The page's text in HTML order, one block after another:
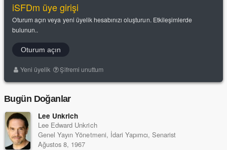
iSFDm üye girişi
Oturum açın veya yeni üyelik hesabınızı oluşturun. Etkileşimlerde
bulunun..
Oturum açın
Yeni üyelik Şifremi unuttum
Bugün Doğanlar
Lee Unkrich
Lee Edward Unkrich
Genel Yayın Yönetmeni, İdari Yapımcı, Senarist
Ağustos 8, 1967